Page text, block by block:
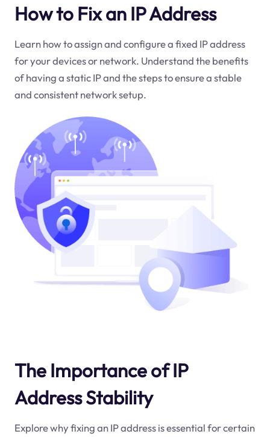
How to Fix an IP Address
Learn how to assign and configure a fixed IP address
for your devices or network. Understand the benefits
of having a static IP and the steps to ensure a stable
and consistent network setup.
The Importance of IP
Address Stability
Explore why fixing an IP address is essential for certain